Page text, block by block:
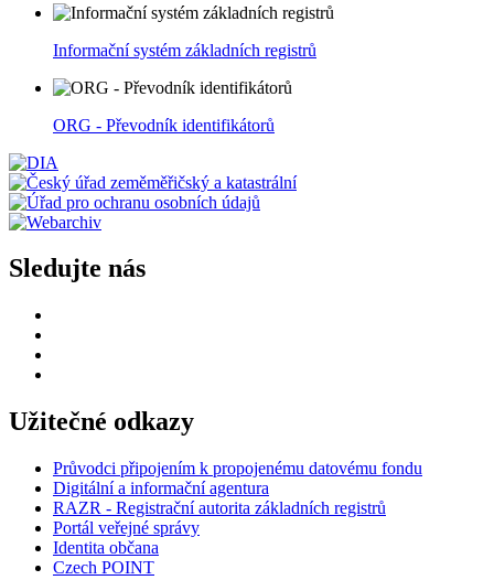
Informační systém základních registrů
ORG - Převodník identifikátorů
Sledujte nás
Užitečné odkazy
Průvodci připojením k propojenému datovému fondu
Digitální a informační agentura
RAZR - Registrační autorita základních registrů
Portál veřejné správy
Identita občana
Czech POINT